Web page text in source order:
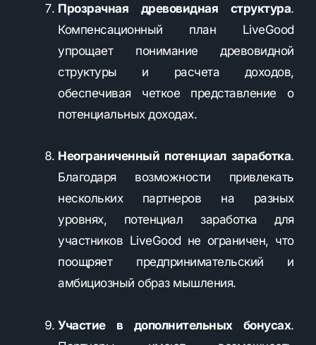
Прозрачная древовидная структура.
Компенсационный план LiveGood
упрощает понимание древовидной
структуры и расчета доходов,
обеспечивая четкое представление о
потенциальных доходах.
Неограниченный потенциал заработка.
Благодаря возможности привлекать
нескольких партнеров на разных
уровнях, потенциал заработка для
участников LiveGood не ограничен, что
поощряет предпринимательский и
амбициозный образ мышления.
Участие в дополнительных бонусах.